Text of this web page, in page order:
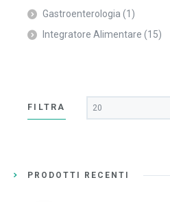
Gastroenterologia (1)
Integratore Alimentare (15)
Prezzo
Min
FILTRA
PRODOTTI RECENTI